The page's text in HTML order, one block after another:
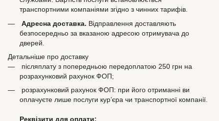
транспортними компаніями згідно з чинних тарифів.
Адресна доставка. Відправлення доставляють
безпосередньо за вказаною адресою отримувача до
дверей.
Детальніше про доставку
післяплату з попередньою передоплатою 250 грн на
розрахунковий рахунок ФОП;
розрахунковий рахунок ФОП: при його отриманні ви
оплачуєте лише послуги кур’єра чи транспортної компанії.
Реквізити для оплати: